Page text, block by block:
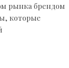
рынка брендом
которые